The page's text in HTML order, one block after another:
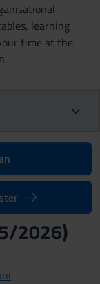
learning
time at the
2026)